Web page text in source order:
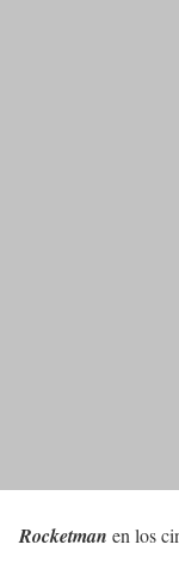
Rocketman en los